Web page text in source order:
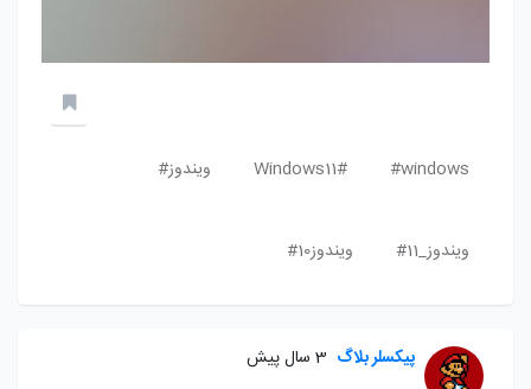
windows#
Windows11# ویندوز#
ویندوز_11# ویندوز10#
پیکسلر بلاگ 3 سال پیش